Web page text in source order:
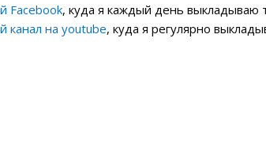
Facebook, куда я каждый день выкладываю
канал на youtube, куда я регулярно